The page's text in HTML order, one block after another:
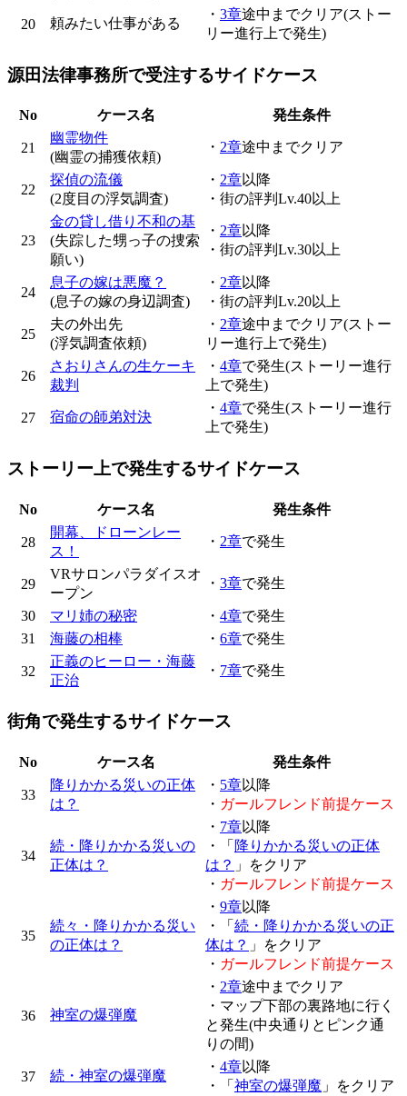
20 頼みたい仕事がある
・ 3章途中までクリア(ストー
リー進行上で発生)
源田法律事務所で受注するサイドケース
No ケース名 発生条件
21
幽霊物件
(幽霊の捕獲依頼)
・ 2章途中までクリア
22
探偵の流儀
(2度目の浮気調査)
・ 2章以降
・街の評判Lv.40以上
23
金の貸し借り不和の基
(失踪した甥っ子の捜索
願い)
・ 2章以降
・街の評判Lv.30以上
24
息子の嫁は悪魔？
(息子の嫁の身辺調査)
・ 2章以降
・街の評判Lv.20以上
25
夫の外出先
(浮気調査依頼)
・ 2章途中までクリア(ストー
リー進行上で発生)
26
さおりさんの生ケーキ
裁判
・ 4章で発生(ストーリー進行
上で発生)
27 宿命の師弟対決
・ 4章で発生(ストーリー進行
上で発生)
ストーリー上で発生するサイドケース
No ケース名 発生条件
28
開幕、ドローンレー
ス！
・ 2章で発生
29
VRサロンパラダイスオ
ープン
・ 3章で発生
30 マリ姉の秘密 ・ 4章で発生
31
海藤の相棒 ・ 6章で発生
32
正義のヒーロー・海藤
正治
・ 7章で発生
街角で発生するサイドケース
No ケース名 発生条件
33
降りかかる災いの正体
は？
・ 5章以降
・ ガールフレンド前提ケース
34
続・降りかかる災いの
正体は？
・ 7章以降
・「 降りかかる災いの正体
は？ 」をクリア
・ ガールフレンド前提ケース
35
続々・降りかかる災い
の正体は？
・ 9章以降
・「 続・降りかかる災いの正
体は？ 」をクリア
・ ガールフレンド前提ケース
36 神室の爆弾魔
・ 2章途中までクリア
・マップ下部の裏路地に行く
と発生(中央通りとピンク通
りの間)
37 続・神室の爆弾魔
・ 4章以降
・「 神室の爆弾魔 」をクリア